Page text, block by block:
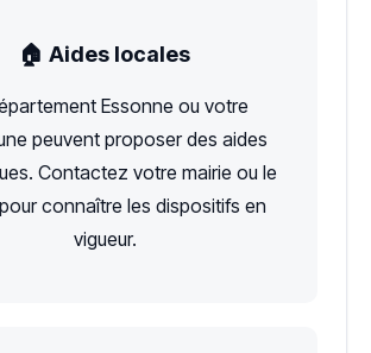
🏠 Aides locales
Essonne ou votre
peuvent proposer des aides
Contactez votre mairie ou le
connaître les dispositifs en
vigueur.